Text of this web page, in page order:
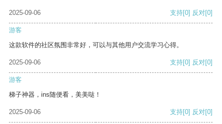
2025-09-06 支持[0] 反对[0]
游客
这款软件的社区氛围非常好，可以与其他用户交流学习心得。
2025-09-06 支持[0] 反对[0]
游客
梯子神器，ins随便看，美美哒！
2025-09-06 支持[0] 反对[0]